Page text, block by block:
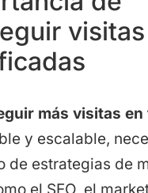
visitas
más visitas en
y escalable,
de estrategias de
el SEO, el